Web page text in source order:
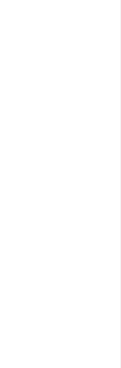
می‌دهد که شما به فکر
درست است که خودنویس
کاربرد دارند. در ضمن،
استاد یا کارمندان و
مداد هم می‌تواند هدیه‌ای
معلم یا استاد خود را